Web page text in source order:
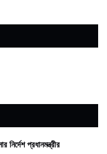
নির্দেশ প্রধানমন্ত্রীর